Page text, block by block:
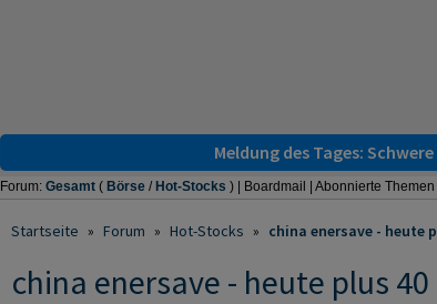
Meldung des Tages:
Forum: Gesamt ( Börse /Hot-Stocks ) | Boardmail | Abonnierte Themen
Startseite » Forum » Hot-Stocks » china enersave - heute
china enersave - heute plus